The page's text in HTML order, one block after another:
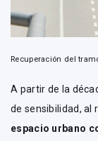
Recuperación del
A partir de la
de sensibilidad, al
espacio urbano